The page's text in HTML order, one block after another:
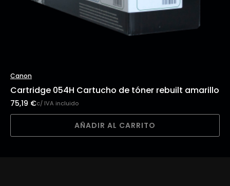
Canon
Cartridge 054H Cartucho de tóner rebuilt amarillo
75,19 €c/ IVA incluido
AÑADIR AL CARRITO